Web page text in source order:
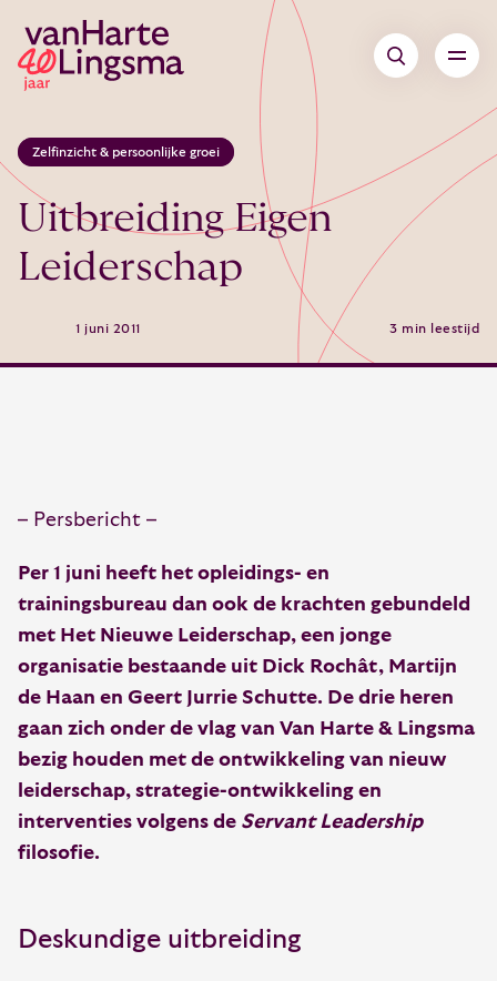
Zelfinzicht & persoonlijke groei
Uitbreiding Eigen
Leiderschap
1 juni 2011 3 min leestijd
– Persbericht –
Per 1 juni heeft het opleidings- en
trainingsbureau dan ook de krachten gebundeld
met Het Nieuwe Leiderschap, een jonge
organisatie bestaande uit Dick Rochât, Martijn
de Haan en Geert Jurrie Schutte. De drie heren
gaan zich onder de vlag van Van Harte & Lingsma
bezig houden met de ontwikkeling van nieuw
leiderschap, strategie-ontwikkeling en
interventies volgens de Servant Leadership
filosofie.
Deskundige uitbreiding